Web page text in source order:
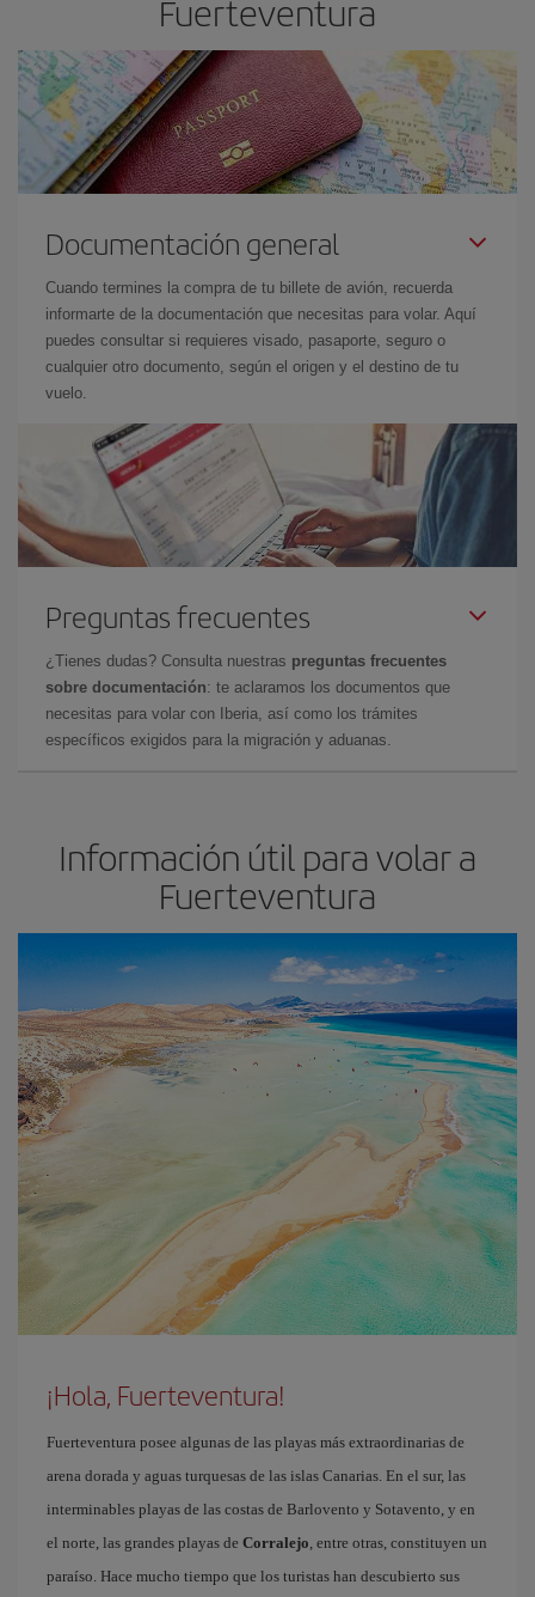
Fuerteventura
Documentación general
Cuando termines la compra de tu billete de avión, recuerda
informarte de la documentación que necesitas para volar. Aquí
puedes consultar si requieres visado, pasaporte, seguro o
cualquier otro documento, según el origen y el destino de tu
vuelo.
Preguntas frecuentes
¿Tienes dudas? Consulta nuestras preguntas frecuentes
sobre documentación: te aclaramos los documentos que
necesitas para volar con Iberia, así como los trámites
específicos exigidos para la migración y aduanas.
Información útil para volar a
Fuerteventura
¡Hola, Fuerteventura!
Fuerteventura posee algunas de las playas más extraordinarias de
arena dorada y aguas turquesas de las islas Canarias. En el sur, las
interminables playas de las costas de Barlovento y Sotavento, y en
el norte, las grandes playas de Corralejo, entre otras, constituyen un
paraíso. Hace mucho tiempo que los turistas han descubierto sus